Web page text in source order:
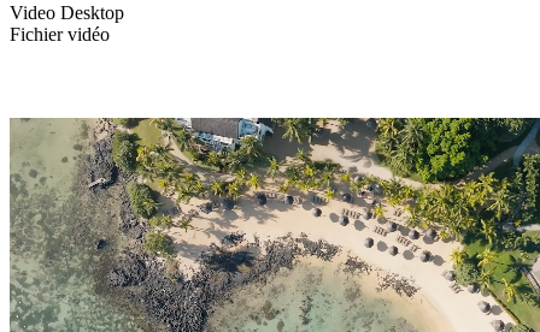
Video Desktop
Fichier vidéo